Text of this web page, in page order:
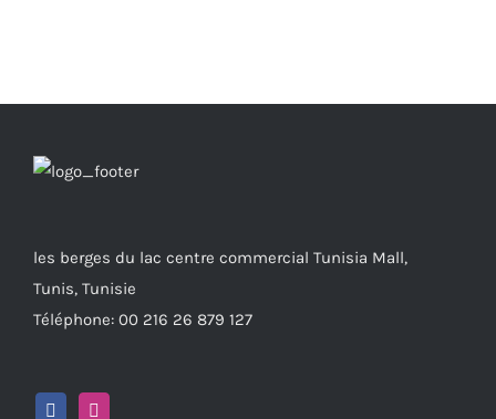
les berges du lac centre commercial Tunisia Mall,
Tunis, Tunisie
Téléphone: 00 216 26 879 127